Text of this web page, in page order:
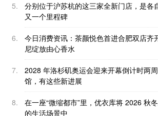
5.
分别位于沪苏杭的这三家全新门店，是各
又一个里程碑
6.
今日消费资讯：茶颜悦色首进合肥双店齐
尼绽放由心香水
7.
2028 年洛杉矶奥运会迎来开幕倒计时两
馆，有这些新进展
8.
在一座“微缩都市”里，优衣库将 2026 秋
的生活场景中